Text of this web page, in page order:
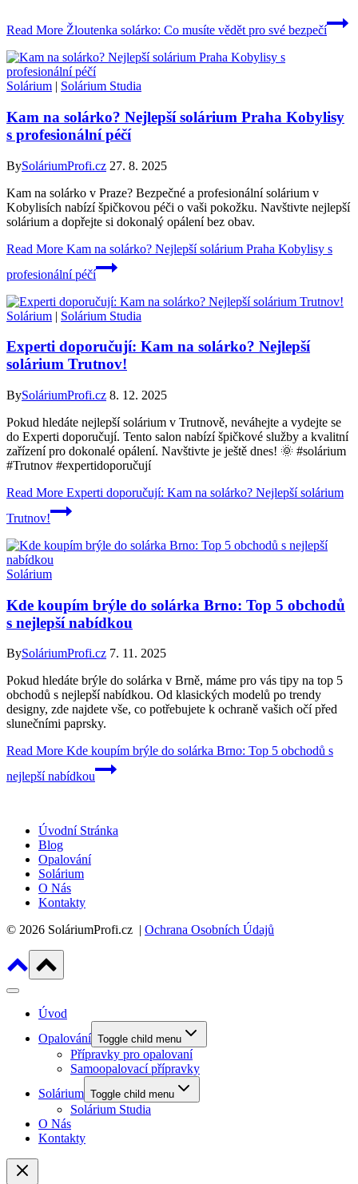
Read More Žloutenka solárko: Co musíte vědět pro své bezpečí
Solárium | Solárium Studia
Kam na solárko? Nejlepší solárium Praha Kobylisy
s profesionální péčí
BySoláriumProfi.cz 27. 8. 2025
Kam na solárko v Praze? Bezpečné a profesionální solárium v
Kobylisích nabízí špičkovou péči o vaši pokožku. Navštivte nejlepší
solárium a dopřejte si dokonalý opálení bez obav.
Read More Kam na solárko? Nejlepší solárium Praha Kobylisy s
profesionální péčí
Solárium | Solárium Studia
Experti doporučují: Kam na solárko? Nejlepší
solárium Trutnov!
BySoláriumProfi.cz 8. 12. 2025
Pokud hledáte nejlepší solárium v Trutnově, neváhejte a vydejte se
do Experti doporučují. Tento salon nabízí špičkové služby a kvalitní
zařízení pro dokonalé opálení. Navštivte je ještě dnes! 🌞 #solárium
#Trutnov #expertidoporučují
Read More Experti doporučují: Kam na solárko? Nejlepší solárium
Trutnov!
Solárium
Kde koupím brýle do solárka Brno: Top 5 obchodů
s nejlepší nabídkou
BySoláriumProfi.cz 7. 11. 2025
Pokud hledáte brýle do solárka v Brně, máme pro vás tipy na top 5
obchodů s nejlepší nabídkou. Od klasických modelů po trendy
designy, zde najdete vše, co potřebujete k ochraně vašich očí před
slunečními paprsky.
Read More Kde koupím brýle do solárka Brno: Top 5 obchodů s
nejlepší nabídkou
Úvodní Stránka
Blog
Opalování
Solárium
O Nás
Kontakty
© 2026 SoláriumProfi.cz | Ochrana Osobních Údajů
Úvod
Opalování Toggle child menu
Přípravky pro opalovaní
Samoopalovací přípravky
Solárium Toggle child menu
Solárium Studia
O Nás
Kontakty